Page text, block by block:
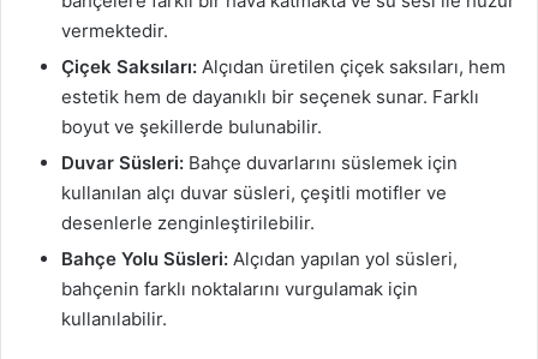
vermektedir.
Çiçek Saksıları: Alçıdan üretilen çiçek saksıları, hem
estetik hem de dayanıklı bir seçenek sunar. Farklı
boyut ve şekillerde bulunabilir.
Duvar Süsleri: Bahçe duvarlarını süslemek için
kullanılan alçı duvar süsleri, çeşitli motifler ve
desenlerle zenginleştirilebilir.
Bahçe Yolu Süsleri: Alçıdan yapılan yol süsleri,
bahçenin farklı noktalarını vurgulamak için
kullanılabilir.